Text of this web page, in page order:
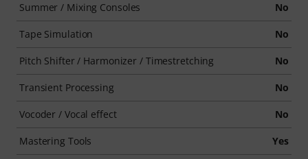
Summer / Mixing Consoles No
Tape Simulation No
Pitch Shifter / Harmonizer / Timestretching No
Transient Processing No
Vocoder / Vocal effect No
Mastering Tools Yes